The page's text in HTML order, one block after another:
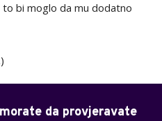
bi moglo da mu dodatno
da provjeravate